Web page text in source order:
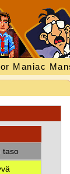
Maniac
taso